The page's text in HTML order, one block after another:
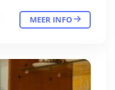
MEER INFO